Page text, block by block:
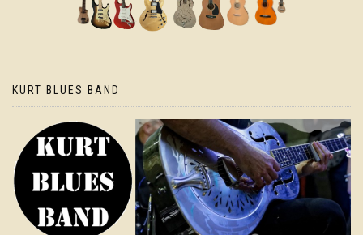
KURT BLUES BAND